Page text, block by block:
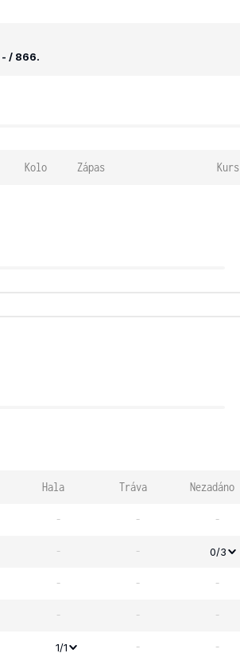
/ 866.
Kolo Zápas Kurs
Hala Tráva Nezadáno
- - -
- - 0/3
- - -
- - -
1/1 - -